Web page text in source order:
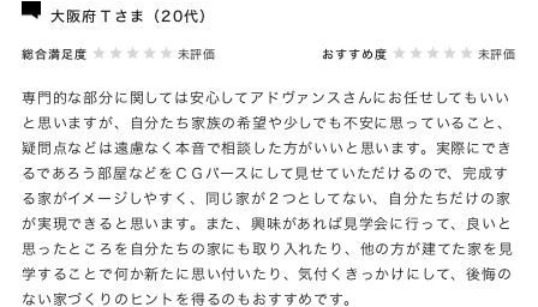
大阪府Ｔさま（20代）
総合満足度 未評価 おすすめ度 未評価
専門的な部分に関しては安心してアドヴァンスさんにお任せしてもいい
と思いますが、自分たち家族の希望や少しでも不安に思っていること、
疑問点などは遠慮なく本音で相談した方がいいと思います。実際にでき
るであろう部屋などをＣＧパースにして見せていただけるので、完成す
る家がイメージしやすく、同じ家が２つとしてない、自分たちだけの家
が実現できると思います。また、興味があれば見学会に行って、良いと
思ったところを自分たちの家にも取り入れたり、他の方が建てた家を見
学することで何か新たに思い付いたり、気付くきっかけにして、後悔の
ない家づくりのヒントを得るのもおすすめです。